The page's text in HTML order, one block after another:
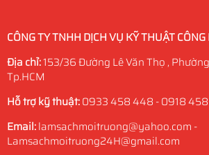
CÔNG TY TNHH DỊCH VỤ KỸ THUẬT
Địa chỉ:153/36 Đường Lê Văn Thọ ,
Tp.HCM
Hỗ trợ kỹ thuật:0933 458 448 - 0918
Email:lamsachmoitruong@yahoo.com -
Lamsachmoitruong24H@gmail.com